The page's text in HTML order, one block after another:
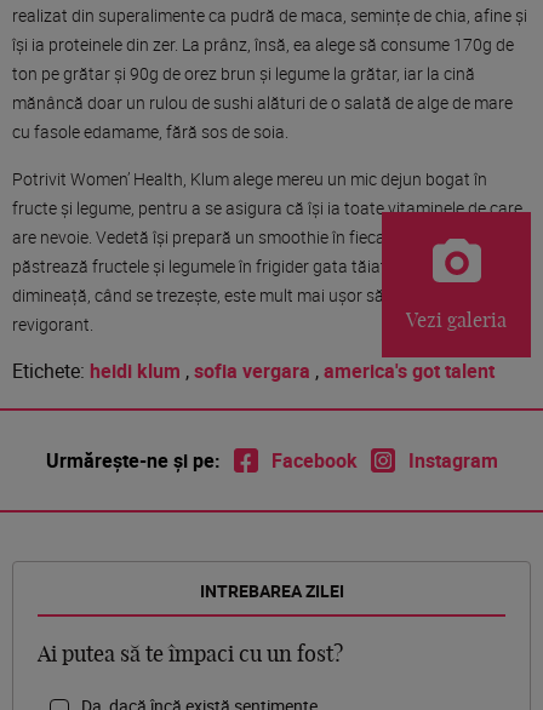
realizat din superalimente ca pudră de maca, semințe de chia, afine și
își ia proteinele din zer. La prânz, însă, ea alege să consume 170g de
ton pe grătar și 90g de orez brun și legume la grătar, iar la cină
mănâncă doar un rulou de sushi alături de o salată de alge de mare
cu fasole edamame, fără sos de soia.
Potrivit Women’ Health, Klum alege mereu un mic dejun bogat în
fructe și legume, pentru a se asigura că își ia toate vitaminele de care
are nevoie. Vedetă își prepară un smoothie în fiecare dimineață. Își
păstrează fructele și legumele în frigider gata tăiate, iar astfel, la 6
dimineață, când se trezește, este mult mai ușor să își prepare sucul
revigorant.
Vezi galeria
Etichete: heidi klum ,sofia vergara ,america's got talent
Urmărește-ne și pe: Facebook Instagram
INTREBAREA ZILEI
Ai putea să te împaci cu un fost?